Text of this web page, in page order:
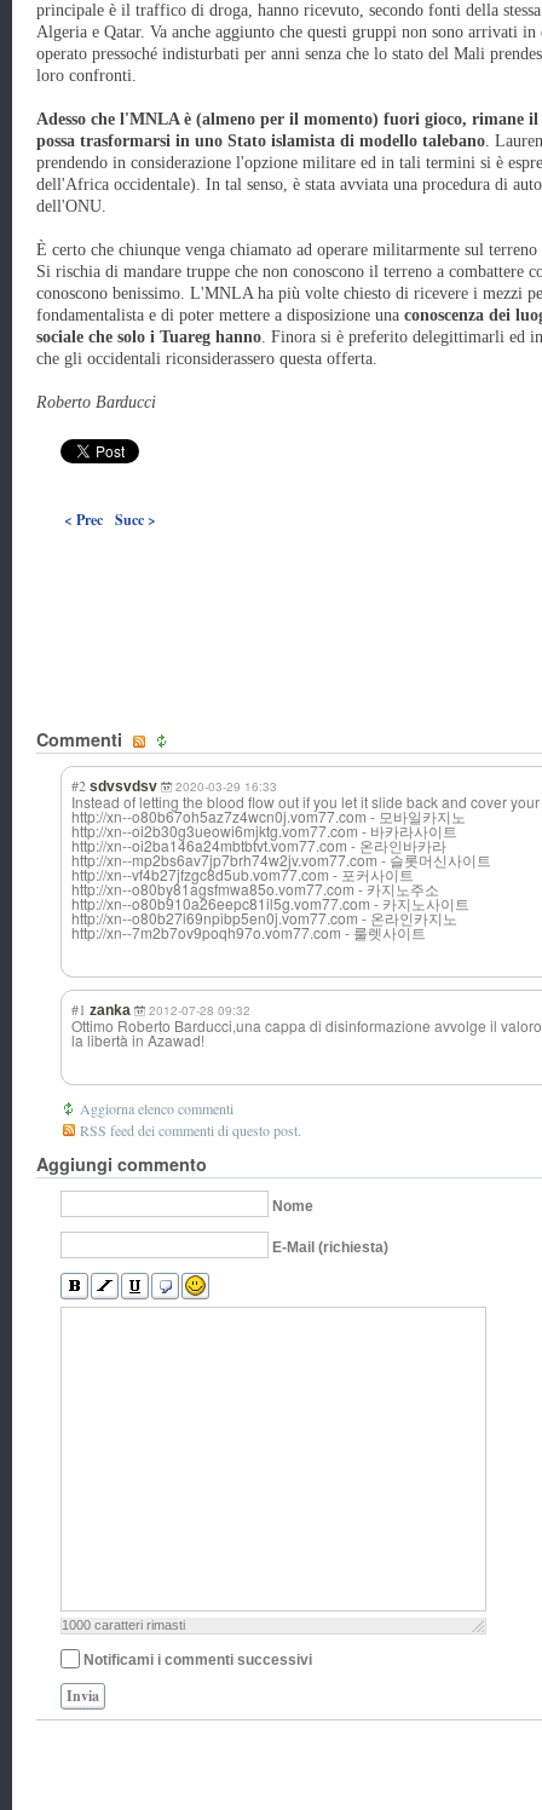
principale è il traffico di droga, hanno ricevuto, secondo fonti della
Algeria e Qatar. Va anche aggiunto che questi gruppi non sono arrivati in
operato pressoché indisturbati per anni senza che lo stato del Mali
loro confronti.
Adesso che l'MNLA è (almeno per il momento) fuori gioco, rimane
possa trasformarsi in uno Stato islamista di modello talebano.
prendendo in considerazione l'opzione militare ed in tali termini si è
dell'Africa occidentale). In tal senso, è stata avviata una procedura di
dell'ONU.
È certo che chiunque venga chiamato ad operare militarmente sul
Si rischia di mandare truppe che non conoscono il terreno a combattere
conoscono benissimo. L'MNLA ha più volte chiesto di ricevere i mezzi
fondamentalista e di poter mettere a disposizione una conoscenza dei
sociale che solo i Tuareg hanno. Finora si è preferito delegittimarli ed
che gli occidentali riconsiderassero questa offerta.
Roberto Barducci
< Prec Succ >
Commenti
#2 sdvsvdsv 2020-03-29 16:33
Instead of letting the blood flow out if you let it slide back and cover
http://xn--o80b67oh5az7z4wcn0j.vom77.com - 모바일카지노
http://xn--oi2b30g3ueowi6mjktg.vom77.com - 바카라사이트
http://xn--oi2ba146a24mbtbtvt.vom77.com - 온라인바카라
http://xn--mp2bs6av7jp7brh74w2jv.vom77.com - 슬롯머신사이트
http://xn--vf4b27jfzgc8d5ub.vom77.com - 포커사이트
http://xn--o80by81agsfmwa85o.vom77.com - 카지노주소
http://xn--o80b910a26eepc81il5g.vom77.com - 카지노사이트
http://xn--o80b27i69npibp5en0j.vom77.com - 온라인카지노
http://xn--7m2b7ov9poqh97o.vom77.com - 룰렛사이트
#1 zanka 2012-07-28 09:32
Ottimo Roberto Barducci,una cappa di disinformazione avvolge il
la libertà in Azawad!
Aggiorna elenco commenti
RSS feed dei commenti di questo post.
Aggiungi commento
Nome
E-Mail (richiesta)
1000 caratteri rimasti
Notificami i commenti successivi
Invia